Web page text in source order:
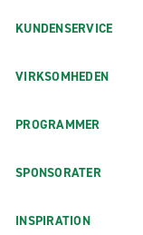
KUNDENSERVICE
VIRKSOMHEDEN
PROGRAMMER
SPONSORATER
INSPIRATION